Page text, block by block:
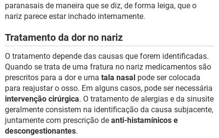
paranasais de maneira que se diz, de forma leiga, que o
nariz parece estar inchado internamente.
Tratamento da dor no nariz
O tratamento depende das causas que forem identificadas.
Quando se trata de uma fratura no nariz medicamentos são
prescritos para a dor e uma tala nasal pode ser colocada
para reajustar o osso. Em alguns casos, pode ser necessária
intervenção cirúrgica. O tratamento de alergias e da sinusite
geralmente consistem na identificação da causa subjacente,
juntamente com prescrição de anti-histamínicos e
descongestionantes.